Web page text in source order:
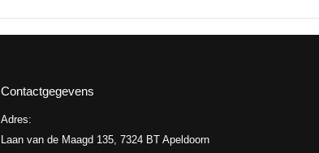
Contactgegevens
Adres:
Laan van de Maagd 135, 7324 BT Apeldoorn